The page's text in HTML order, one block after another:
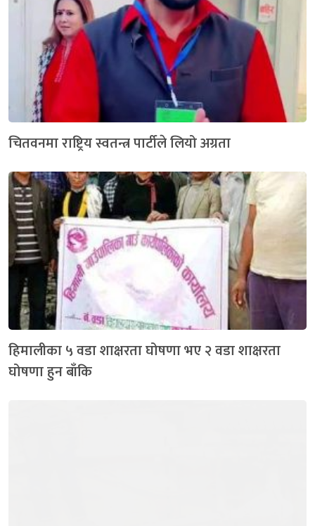
चितवनमा राष्ट्रिय स्वतन्त्र पार्टीले लियो अग्रता
हिमालीका ५ वडा शाक्षरता घोषणा भए २ वडा शाक्षरता
घोषणा हुन बाँकि